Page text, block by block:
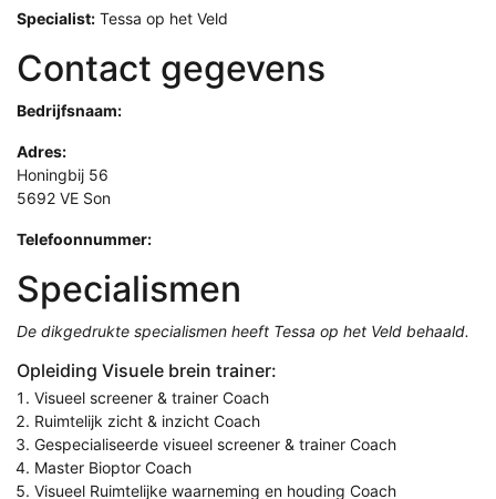
Specialist: Tessa op het Veld
Contact gegevens
Bedrijfsnaam:
Adres:
Honingbij 56
5692 VE Son
Telefoonnummer:
Specialismen
De dikgedrukte specialismen heeft Tessa op het Veld behaald.
Opleiding Visuele brein trainer:
Visueel screener & trainer Coach
Ruimtelijk zicht & inzicht Coach
Gespecialiseerde visueel screener & trainer Coach
Master Bioptor Coach
Visueel Ruimtelijke waarneming en houding Coach